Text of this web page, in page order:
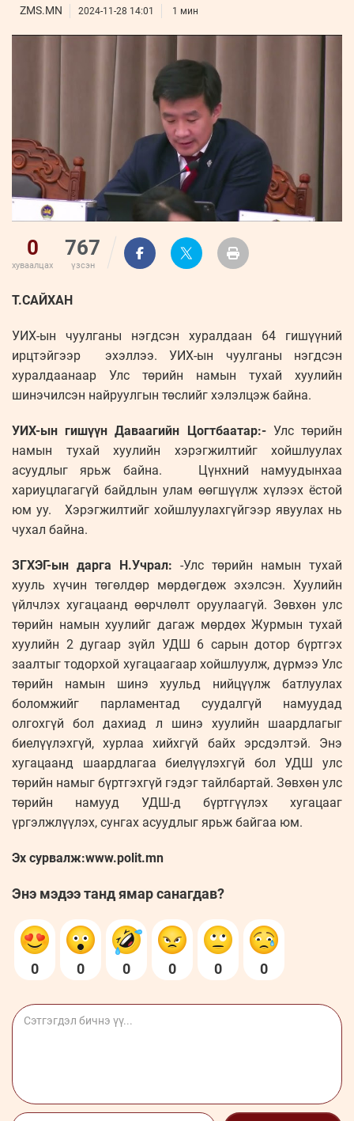
Нэвтрэх
Бизнес
Leaderships
forum
ФОТО
ТӨВ
ZUUNII
ZMS.MN 2024-11-28 14:01 1 мин
0
хуваалцах
767
үзсэн
Т.САЙХАН
УИХ-ын чуулганы нэгдсэн хуралдаан 64 гишүүний
ирцтэйгээр эхэллээ. УИХ-ын чуулганы нэгдсэн
хуралдаанаар Улс төрийн намын тухай хуулийн
шинэчилсэн найруулгын төслийг хэлэлцэж байна.
УИХ-ын гишүүн Даваагийн Цогтбаатар:- Улс төрийн
намын тухай хуулийн хэрэгжилтийг хойшлуулах
асуудлыг ярьж байна. Цүнхний намуудынхаа
хариуцлагагүй байдлын улам өөгшүүлж хүлээх ёстой
юм уу. Хэрэгжилтийг хойшлуулахгүйгээр явуулах нь
чухал байна.
ЗГХЭГ-ын дарга Н.Учрал: -Улс төрийн намын тухай
хууль хүчин төгөлдөр мөрдөгдөж эхэлсэн. Хуулийн
үйлчлэх хугацаанд өөрчлөлт оруулаагүй. Зөвхөн улс
төрийн намын хуулийг дагаж мөрдөх Журмын тухай
хуулийн 2 дугаар зүйл УДШ 6 сарын дотор бүртгэх
заалтыг тодорхой хугацаагаар хойшлуулж, дүрмээ Улс
төрийн намын шинэ хуульд нийцүүлж батлуулах
боломжийг парламентад суудалгүй намуудад
олгохгүй бол дахиад л шинэ хуулийн шаардлагыг
биелүүлэхгүй, хурлаа хийхгүй байх эрсдэлтэй. Энэ
хугацаанд шаардлагаа биелүүлэхгүй бол УДШ улс
төрийн намыг бүртгэхгүй гэдэг тайлбартай. Зөвхөн улс
төрийн намууд УДШ-д бүртгүүлэх хугацааг
үргэлжлүүлэх, сунгах асуудлыг ярьж байгаа юм.
Эх сурвалж:www.polit.mn
Энэ мэдээ танд ямар санагдав?
0 0 0 0 0 0